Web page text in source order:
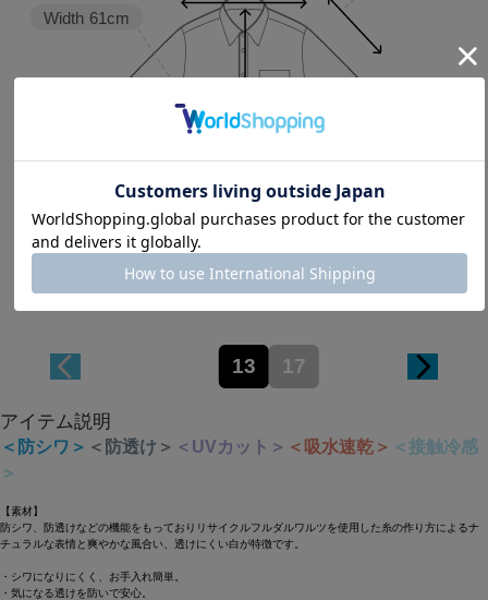
Length 66.5cm
Width 61cm
13 17
アイテム説明
＜防シワ＞ ＜防透け＞ ＜UVカット＞ ＜吸水速乾＞ ＜接触冷感
＞
【素材】
防シワ、防透けなどの機能をもっておりリサイクルフルダルワルツを使用した糸の作り方によるナ
チュラルな表情と爽やかな風合い、透けにくい白が特徴です。
・シワになりにくく、お手入れ簡単。
・気になる透けを防いで安心。